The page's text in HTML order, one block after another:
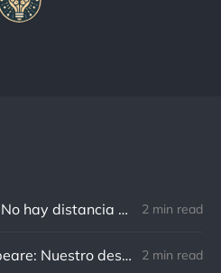
Robert Southey: No hay distancia o tiempo que pueda disminuir la amistad de aquellos que están completamente convencidos del valor del otro 2 min read
William Shakespeare: Nuestro destino está en las estrellas, así que levantemos nuestros ojos al cielo 2 min read